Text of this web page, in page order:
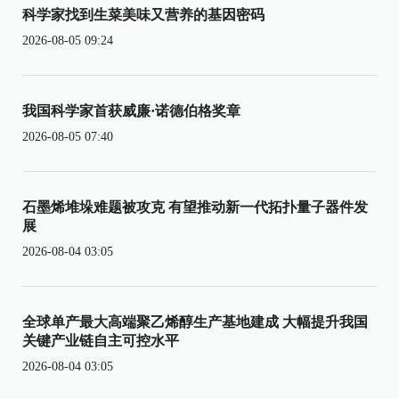
科学家找到生菜美味又营养的基因密码
2026-08-05 09:24
我国科学家首获威廉·诺德伯格奖章
2026-08-05 07:40
石墨烯堆垛难题被攻克 有望推动新一代拓扑量子器件发
展
2026-08-04 03:05
全球单产最大高端聚乙烯醇生产基地建成 大幅提升我国
关键产业链自主可控水平
2026-08-04 03:05